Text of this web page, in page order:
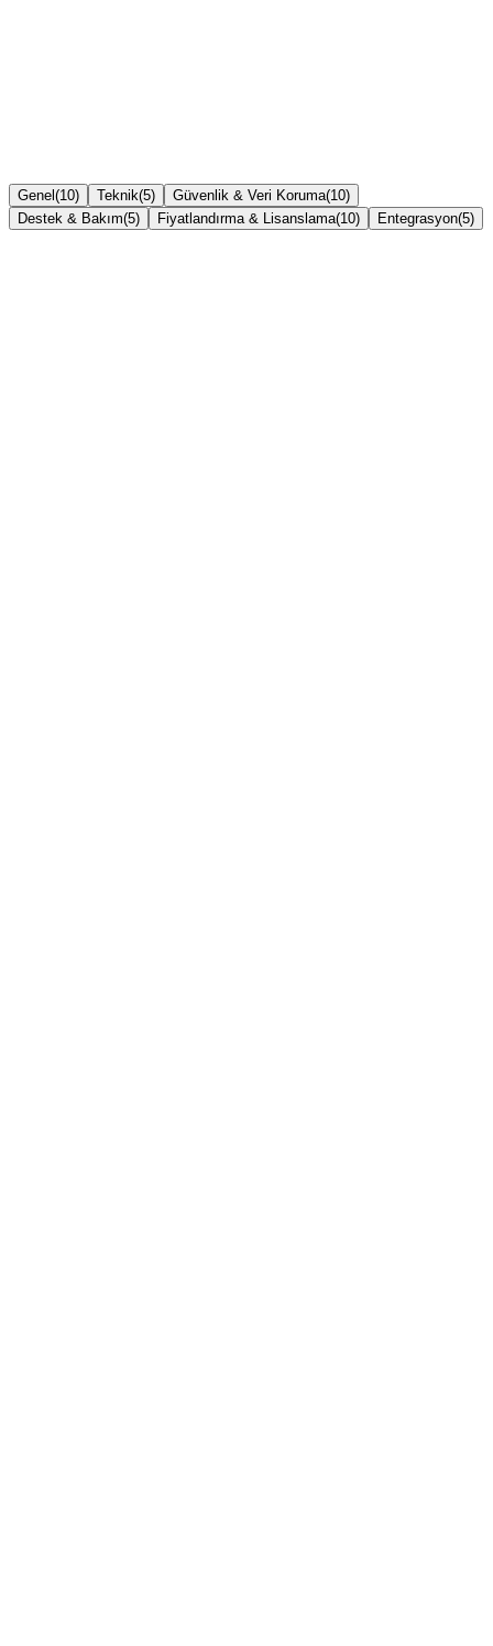
Genel (10) Teknik(5) Güvenlik & Veri Koruma(10)
Destek & Bakım(5) Fiyatlandırma & Lisanslama(10) Entegrasyon(5)